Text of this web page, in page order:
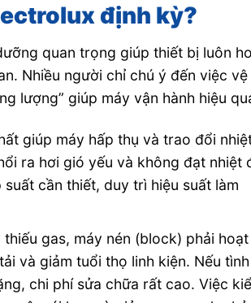
định kỳ?
quan trọng giúp thiết bị luôn
Nhiều người chỉ chú ý đến việc vệ
lượng” giúp máy vận hành hiệu
giúp máy hấp thụ và trao đổi
ra hơi gió yếu và không đạt nhiệt
cần thiết, duy trì hiệu suất làm
thiếu gas, máy nén (block) phải hoạt
và giảm tuổi thọ linh kiện. Nếu tình
chi phí sửa chữa rất cao. Việc